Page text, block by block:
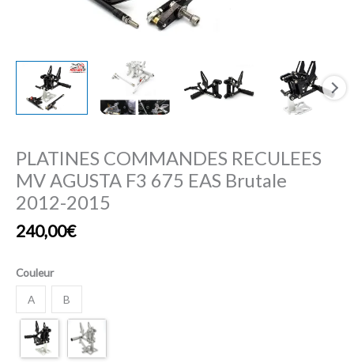
PLATINES COMMANDES RECULEES
MV AGUSTA F3 675 EAS Brutale
2012-2015
240,00€
Couleur
A
B